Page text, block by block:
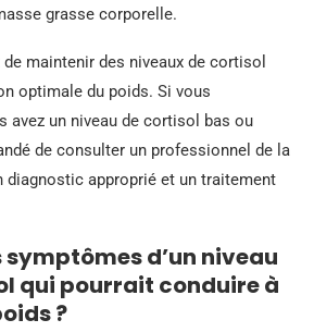
grasse corporelle.
maintenir des niveaux de cortisol
optimale du poids. Si vous
avez un niveau de cortisol bas ou
de consulter un professionnel de la
diagnostic approprié et un traitement
symptômes d’un niveau
qui pourrait conduire à
?